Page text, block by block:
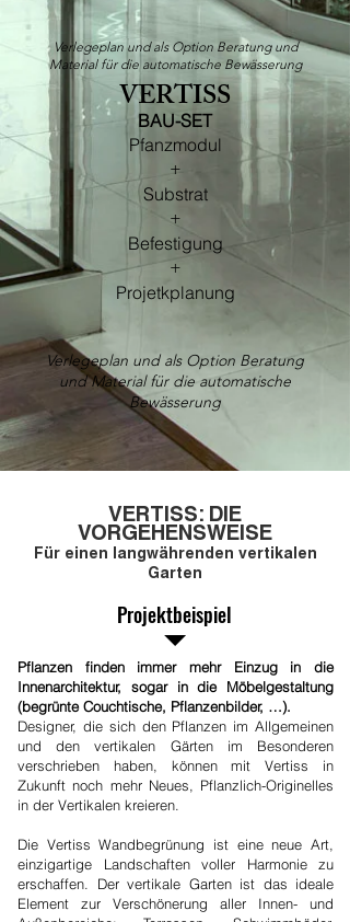
Verlegeplan und als Option Beratung und
Material für die automatische Bewässerung
VERTISS
​BAU-SET
Pfanzmodul
+
Substrat
+
Befestigung
+
Projetkplanung
Verlegeplan und als Option Beratung
und Material für die automatische
Bewässerung
VERTISS: DIE
VORGEHENSWEISE
Für einen langwährenden vertikalen
Garten
Projektbeispiel
Pflanzen finden immer mehr Einzug in die
Innenarchitektur, sogar in die Möbelgestaltung
(begrünte Couchtische, Pflanzenbilder, …).
Designer, die sich den Pflanzen im Allgemeinen
und den vertikalen Gärten im Besonderen
verschrieben haben, können mit Vertiss in
Zukunft noch mehr Neues, Pflanzlich-Originelles
in der Vertikalen kreieren.
Die Vertiss Wandbegrünung ist eine neue Art,
einzigartige Landschaften voller Harmonie zu
erschaffen. Der vertikale Garten ist das ideale
Element zur Verschönerung aller Innen- und